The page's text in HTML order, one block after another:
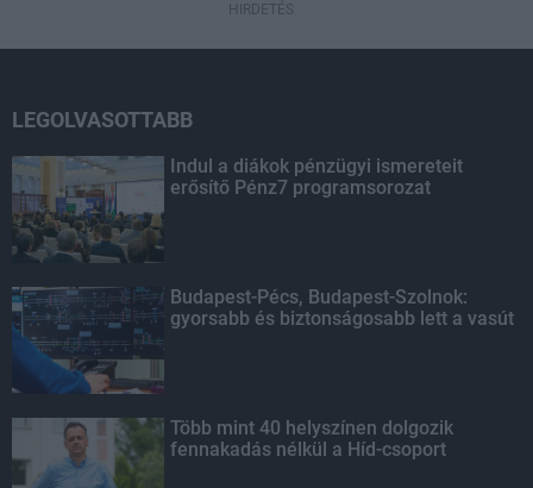
HIRDETÉS
LEGOLVASOTTABB
Indul a diákok pénzügyi ismereteit
erősítő Pénz7 programsorozat
Budapest-Pécs, Budapest-Szolnok:
gyorsabb és biztonságosabb lett a vasút
Több mint 40 helyszínen dolgozik
fennakadás nélkül a Híd-csoport